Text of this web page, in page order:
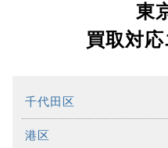
東
買取対
千代田区
港区